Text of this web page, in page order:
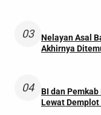
03
Nelayan Asal
Akhirnya
04
BI dan
Lewat Demplot